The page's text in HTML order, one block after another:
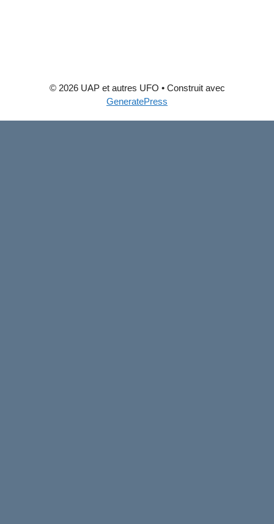
© 2026 UAP et autres UFO • Construit avec
GeneratePress